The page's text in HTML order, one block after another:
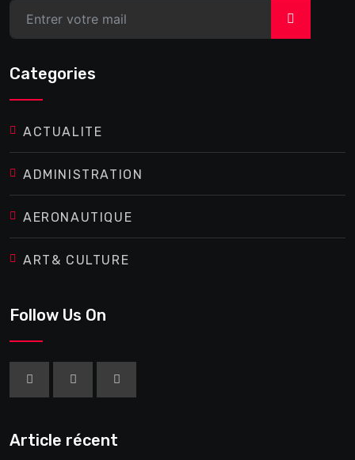
>
Categories
ACTUALITE
ADMINISTRATION
AERONAUTIQUE
ART& CULTURE
Follow Us On
Article récent